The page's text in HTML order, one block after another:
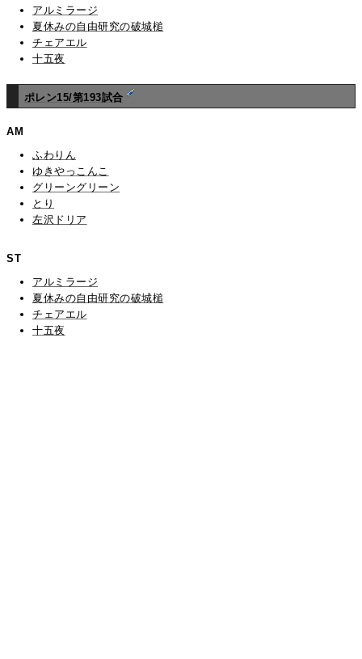
アルミラージ
夏休みの自由研究の破城槌
チェアエル
十五夜
ポレン15/第193試合
AM
ふわりん
ゆきやっこんこ
グリーングリーン
とり
左沢ドリア
ST
アルミラージ
夏休みの自由研究の破城槌
チェアエル
十五夜